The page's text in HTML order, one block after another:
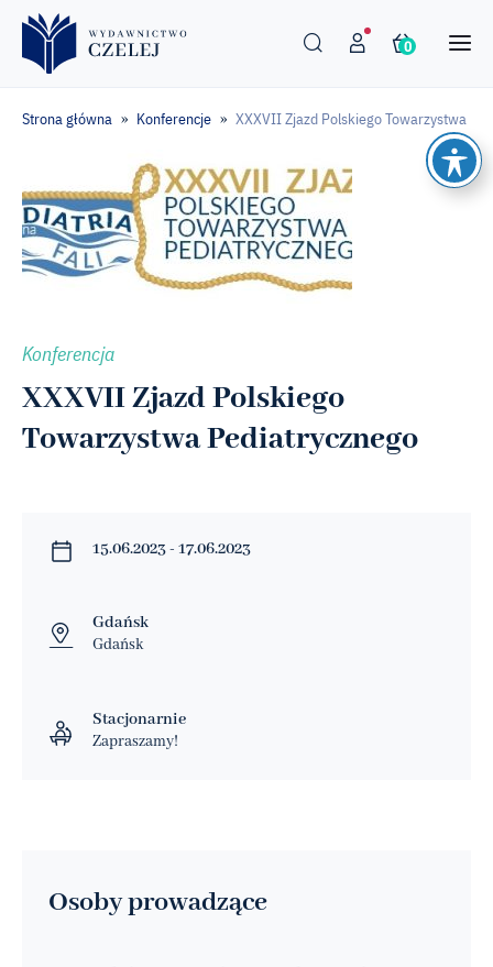
0
Strona główna » Konferencje » XXXVII Zjazd Polskiego Towarzystwa
Konferencja
XXXVII Zjazd Polskiego
Towarzystwa Pediatrycznego
15.06.2023 - 17.06.2023
Gdańsk
Gdańsk
Stacjonarnie
Zapraszamy!
Osoby prowadzące